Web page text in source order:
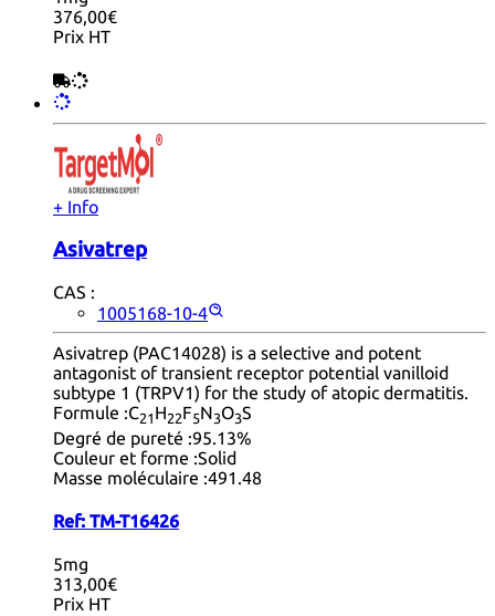
376,00€
Prix HT
+ Info
Asivatrep
CAS :
1005168-10-4
Asivatrep (PAC14028) is a selective and potent
antagonist of transient receptor potential vanilloid
subtype 1 (TRPV1) for the study of atopic dermatitis.
Formule :C21 H22F5N3O3S
Degré de pureté :95.13%
Couleur et forme :Solid
Masse moléculaire :491.48
Ref: TM-T16426
5mg
313,00€
Prix HT